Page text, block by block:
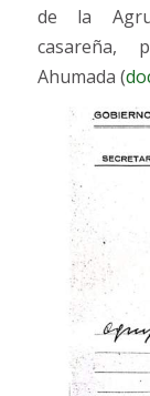
de la
casareña,
Ahumada (